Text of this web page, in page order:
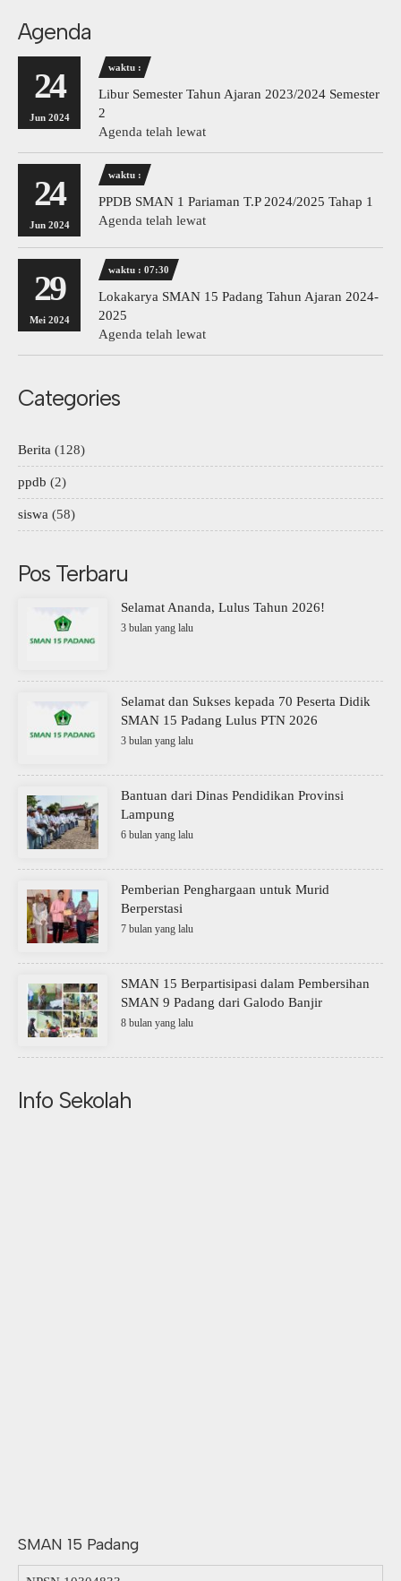
Agenda
24
Jun 2024
waktu :
Libur Semester Tahun Ajaran 2023/2024 Semester
2
Agenda telah lewat
24
Jun 2024
waktu :
PPDB SMAN 1 Pariaman T.P 2024/2025 Tahap 1
Agenda telah lewat
29
Mei 2024
waktu : 07:30
Lokakarya SMAN 15 Padang Tahun Ajaran 2024-
2025
Agenda telah lewat
Categories
Berita (128)
ppdb (2)
siswa (58)
Pos Terbaru
Selamat Ananda, Lulus Tahun 2026!
3 bulan yang lalu
Selamat dan Sukses kepada 70 Peserta Didik
SMAN 15 Padang Lulus PTN 2026
3 bulan yang lalu
Bantuan dari Dinas Pendidikan Provinsi
Lampung
6 bulan yang lalu
Pemberian Penghargaan untuk Murid
Berperstasi
7 bulan yang lalu
SMAN 15 Berpartisipasi dalam Pembersihan
SMAN 9 Padang dari Galodo Banjir
8 bulan yang lalu
Info Sekolah
SMAN 15 Padang